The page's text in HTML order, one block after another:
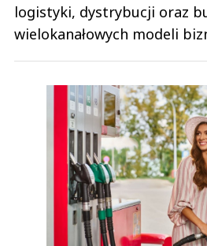
logistyki, dystrybucji oraz
wielokanałowych modeli